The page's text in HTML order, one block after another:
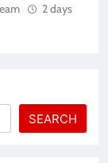
2 days
SEARCH